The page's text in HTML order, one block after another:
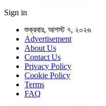
Sign in
শুক্রবার, আগস্ট ৭, ২০২৬
Advertisement
About Us
Contact Us
Privacy Policy
Cookie Policy
Terms
FAQ